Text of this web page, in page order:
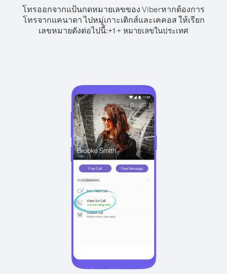
โทรออกจากแป้นกดหมายเลขของ Viberหากต้องการ
โทรจากแคนาดา ไปหมู่เกาะเติกส์และเคคอส ให้เรียก
เลขหมายดังต่อไปนี้:+1 + หมายเลขในประเทศ